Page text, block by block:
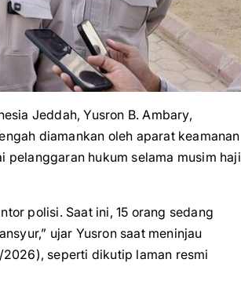
Jeddah, Yusron B. Ambary,
diamankan oleh aparat keamanan
pelanggaran hukum selama musim haji
polisi. Saat ini, 15 orang sedang
ujar Yusron saat meninjau
seperti dikutip laman resmi